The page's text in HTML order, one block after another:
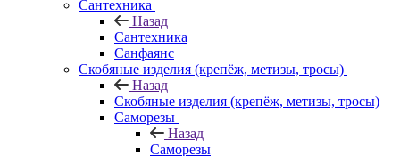
Сантехника
Назад
Сантехника
Санфаянс
Скобяные изделия (крепёж, метизы, тросы)
Назад
Скобяные изделия (крепёж, метизы, тросы)
Саморезы
Назад
Саморезы